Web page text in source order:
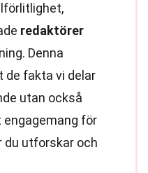
redaktörer
Denna
de fakta vi delar
utan också
engagemang för
du utforskar och